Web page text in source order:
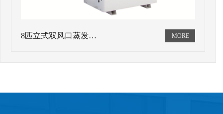
8匹立式双风口蒸发…